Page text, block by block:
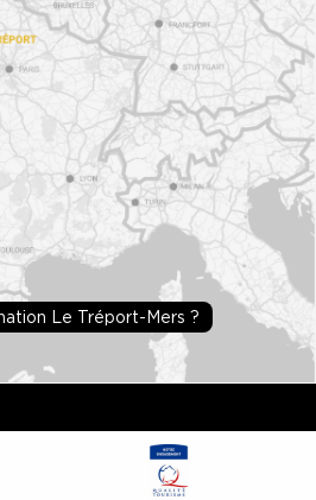
Le Tréport-Mers ?